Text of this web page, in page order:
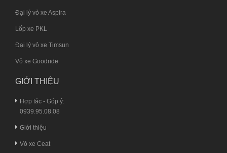
Đại lý vỏ xe Aspira
Lốp xe PKL
Đại lý vỏ xe Timsun
Vỏ xe Goodride
GIỚI THIỆU
Hợp tác - Góp ý:
0939.95.08.08
Giới thiệu
Vỏ xe Ceat